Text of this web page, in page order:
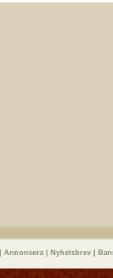
Annonsera Nyhetsbrev